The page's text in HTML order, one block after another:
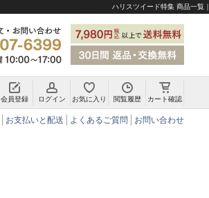
ハリスツイード特集 商品一覧
会員登録 ログイン お気に入り 閲覧履歴 カート確認
お支払いと配送 よくあるご質問 お問い合わせ